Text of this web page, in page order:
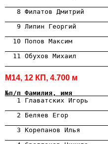
8 Филатов Дмитрий
9 Липин Георгий
М14, 12 КП, 4.700 м
№п/п Фамилия, имя
1 Главатских Игорь
2 Беляев Егор